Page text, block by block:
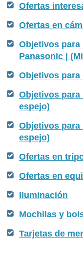
Ofertas
Ofertas en
Objetivos para
Panasonic |
Objetivos para
Objetivos para
espejo)
Objetivos para
espejo)
Ofertas en
Ofertas en
Iluminación
Mochilas y
Tarjetas de